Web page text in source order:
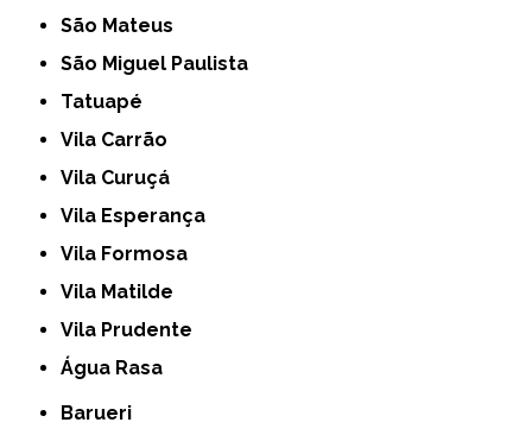
São Mateus
São Miguel Paulista
Tatuapé
Vila Carrão
Vila Curuçá
Vila Esperança
Vila Formosa
Vila Matilde
Vila Prudente
Água Rasa
Barueri